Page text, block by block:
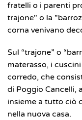
fratelli o i parenti
trajone" o la
corna venivano
Sul “trajone” o
materasso, i
corredo, che
di Poggio Cancelli,
insieme a tutto ciò
nella nuova casa.